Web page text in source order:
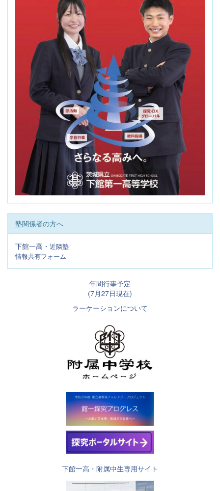
塾関係者の方へ
下館一高・ 近隣塾
情報共有フォーム
年間行事予定
(7月27日現在)
ラーケーションについて
下館一高・附属中生専用サイト